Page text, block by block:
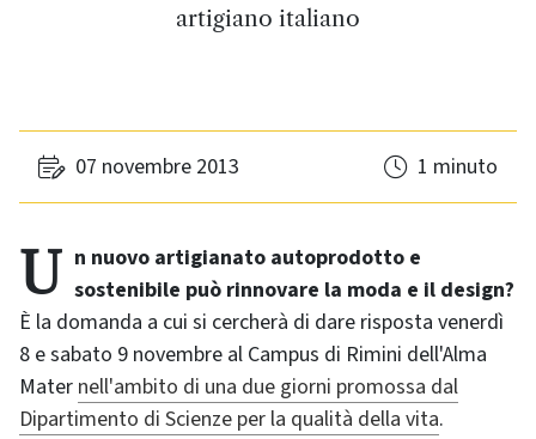
artigiano italiano
07 novembre 2013 1 minuto
Un nuovo artigianato autoprodotto e sostenibile può rinnovare la moda e il design?
È la domanda a cui si cercherà di dare risposta venerdì
8 e sabato 9 novembre al Campus di Rimini dell'Alma
Mater nell'ambito di una due giorni promossa dal
Dipartimento di Scienze per la qualità della vita.